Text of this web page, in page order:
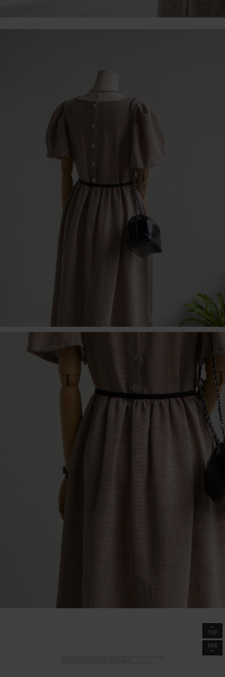
TOP
END